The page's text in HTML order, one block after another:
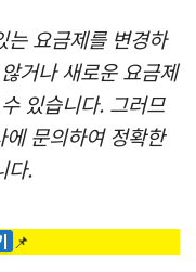
는 요금제를 변경하
거나 새로운 요금제
있습니다. 그러므
문의하여 정확한
다.
📌